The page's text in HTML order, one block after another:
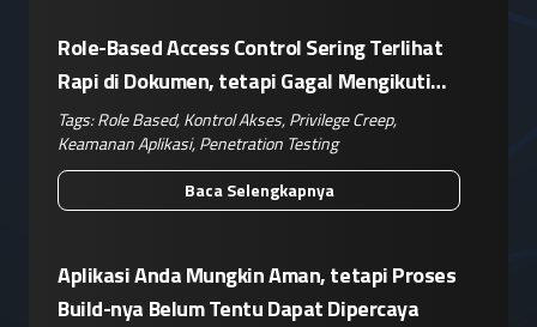
Role-Based Access Control Sering Terlihat
Rapi di Dokumen, tetapi Gagal Mengikuti
Operasional Nyata
Tags:Role Based,Kontrol Akses,Privilege Creep,
Keamanan Aplikasi,Penetration Testing
Baca Selengkapnya
Aplikasi Anda Mungkin Aman, tetapi Proses
Build-nya Belum Tentu Dapat Dipercaya